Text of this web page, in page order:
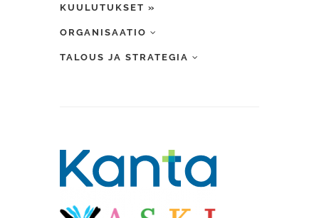
KUULUTUKSET »
ORGANISAATIO
TALOUS JA STRATEGIA